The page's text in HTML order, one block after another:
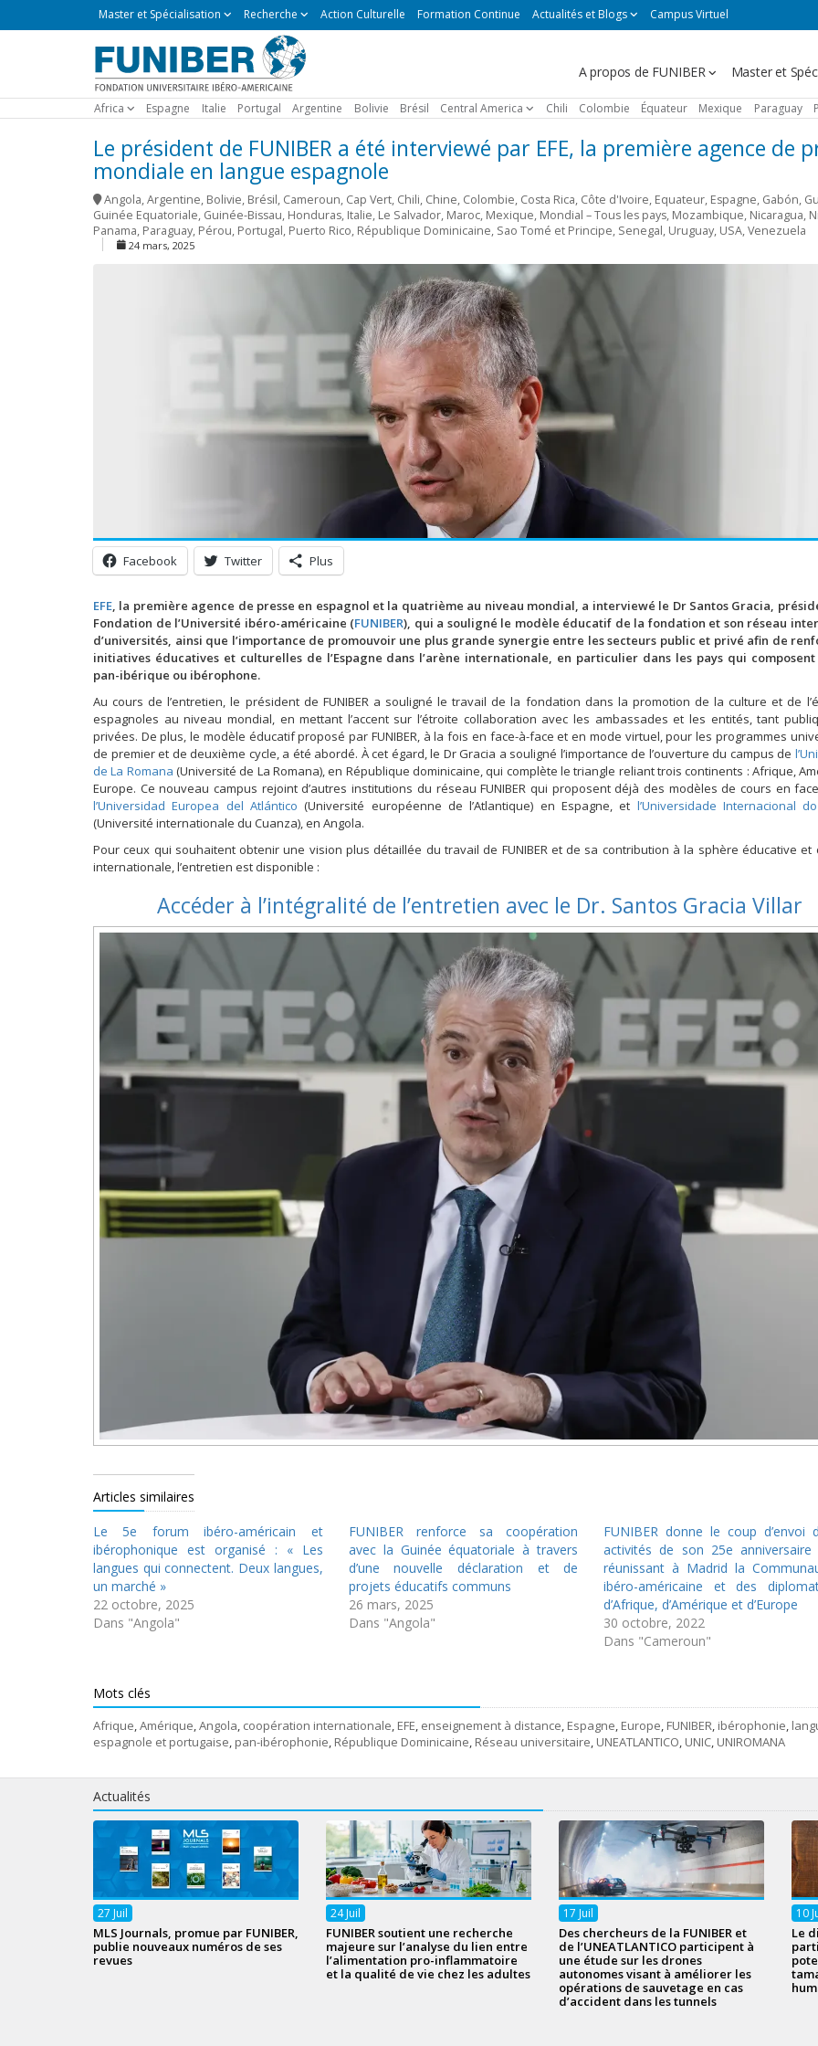
Master
Master et Spécialisation Recherche Action Culturelle Formation Continue Actualités et Blogs Campus Virtuel
Navegación
A propos de FUNIBER Master et
Africa Espagne Italie Portugal Argentine Bolivie Brésil Central America Chili Colombie Équateur Mexique Paraguay
Le président de FUNIBER a été interviewé par EFE, la première agence de
mondiale en langue espagnole
Angola,Argentine, Bolivie, Brésil, Cameroun, Cap Vert, Chili, Chine, Colombie, Costa Rica, Côte d'Ivoire, Equateur, Espagne, Gabón,
Guinée Equatoriale, Guinée-Bissau, Honduras, Italie, Le Salvador, Maroc, Mexique, Mondial – Tous les pays, Mozambique, Nicaragua,
Panama, Paraguay, Pérou, Portugal, Puerto Rico, République Dominicaine, Sao Tomé et Principe, Senegal, Uruguay, USA,Venezuela
24 mars, 2025
Facebook Twitter Plus
EFE , la première agence de presse en espagnol et la quatrième au niveau mondial, a interviewé le Dr Santos Gracia,
Fondation de l’Université ibéro-américaine (FUNIBER), qui a souligné le modèle éducatif de la fondation et son réseau
d’universités, ainsi que l’importance de promouvoir une plus grande synergie entre les secteurs public et privé afin de
initiatives éducatives et culturelles de l’Espagne dans l’arène internationale, en particulier dans les pays qui composent
pan-ibérique ou ibérophone.
Au cours de l’entretien, le président de FUNIBER a souligné le travail de la fondation dans la promotion de la culture et de
espagnoles au niveau mondial, en mettant l’accent sur l’étroite collaboration avec les ambassades et les entités, tant
privées. De plus, le modèle éducatif proposé par FUNIBER, à la fois en face-à-face et en mode virtuel, pour les programmes
de premier et de deuxième cycle, a été abordé. À cet égard, le Dr Gracia a souligné l’importance de l’ouverture du campus de
de La Romana (Université de La Romana), en République dominicaine, qui complète le triangle reliant trois continents : Afrique,
Europe. Ce nouveau campus rejoint d’autres institutions du réseau FUNIBER qui proposent déjà des modèles de cours en
l’Universidad Europea del Atlántico (Université européenne de l’Atlantique) en Espagne, et l’Universidade Internacional
(Université internationale du Cuanza), en Angola.
Pour ceux qui souhaitent obtenir une vision plus détaillée du travail de FUNIBER et de sa contribution à la sphère éducative et
internationale, l’entretien est disponible :
Accéder à l’intégralité de l’entretien avec le Dr. Santos Gracia Villar
Articles similaires
Le 5e forum ibéro-américain et
ibérophonique est organisé : « Les
langues qui connectent. Deux langues,
un marché »
22 octobre, 2025
Dans "Angola"
FUNIBER renforce sa coopération
avec la Guinée équatoriale à travers
d’une nouvelle déclaration et de
projets éducatifs communs
26 mars, 2025
Dans "Angola"
FUNIBER donne le coup d’envoi
activités de son 25e anniversaire
réunissant à Madrid la
ibéro-américaine et des
d’Afrique, d’Amérique et d’Europe
30 octobre, 2022
Dans "Cameroun"
Mots clés
Afrique Amérique Angola coopération internationale EFE enseignement à distance Espagne Europe FUNIBER ibérophonie
espagnole et portugaise pan-ibérophonie République Dominicaine Réseau universitaire UNEATLANTICO UNIC UNIROMANA
Actualités
27 Juil
MLS Journals, promue par FUNIBER,
publie nouveaux numéros de ses
revues
24 Juil
FUNIBER soutient une recherche
majeure sur l’analyse du lien entre
l’alimentation pro-inflammatoire
et la qualité de vie chez les adultes
17 Juil
Des chercheurs de la FUNIBER et
de l’UNEATLANTICO participent à
une étude sur les drones
autonomes visant à améliorer les
opérations de sauvetage en cas
d’accident dans les tunnels
10
Le